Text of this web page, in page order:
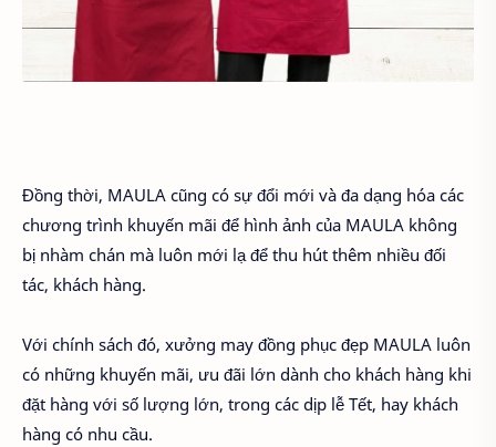
Đồng thời, MAULA cũng có sự đổi mới và đa dạng hóa các
chương trình khuyến mãi để hình ảnh của MAULA không
bị nhàm chán mà luôn mới lạ để thu hút thêm nhiều đối
tác, khách hàng.
Với chính sách đó, xưởng may đồng phục đẹp MAULA luôn
có những khuyến mãi, ưu đãi lớn dành cho khách hàng khi
đặt hàng với số lượng lớn, trong các dịp lễ Tết, hay khách
hàng có nhu cầu.